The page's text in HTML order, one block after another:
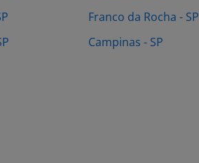
Franco da Rocha - SP
Campinas - SP